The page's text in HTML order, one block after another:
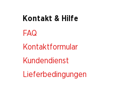
Kontakt & Hilfe
FAQ
Kontaktformular
Kundendienst
Lieferbedingungen